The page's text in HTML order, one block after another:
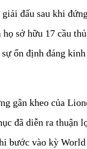
đấu sau khi
sở hữu 17 cầu
ổn định đáng
gân kheo của
đã diễn ra thuận
bước vào kỳ World